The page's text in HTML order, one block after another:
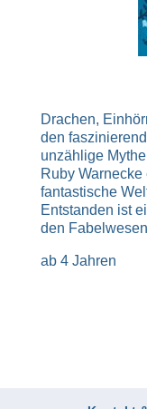
Drachen,
den
unzählige
Ruby
fantastische
Entstanden ist
den
ab 4 Jahren